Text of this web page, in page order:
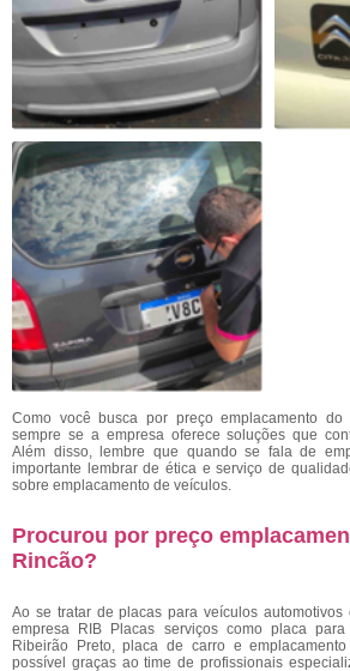
Como você busca por preço emplacamento do
sempre se a empresa oferece soluções que
Além disso, lembre que quando se fala de
importante lembrar de ética e serviço de
sobre emplacamento de veículos.
Procurou por preço
Rincão?
Ao se tratar de placas para veículos
empresa RIB Placas serviços como placa
Ribeirão Preto, placa de carro e
possível graças ao time de profissionais